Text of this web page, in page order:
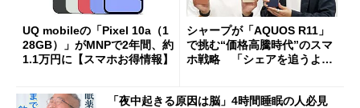
UQ mobileの「Pixel 10a（1
28GB）」がMNPで2年間、約
1.1万円に【スマホお得情報】
シャープが「AQUOS R11」
で挑む“価格高騰時代”のスマ
ホ戦略 「シェアを追うより
「夜中起きる原因は脳」4時間睡眠の人必見